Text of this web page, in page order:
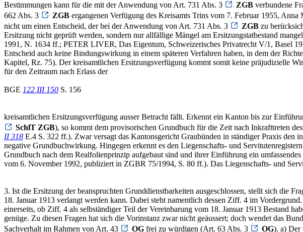
Bestimmungen kann für die mit der Anwendung von Art. 731 Abs. 3
ZGB verbundene
662 Abs. 3
ZGB ergangenen Verfügung des Kreisamts Trins vom 7. Februar 1955,
nicht um einen Entscheid, der bei der Anwendung von Art. 731 Abs. 3
ZGB zu
Ersitzung nicht geprüft werden, sondern nur allfällige Mängel am Ersitzungstatbestand
1991, N. 1634 ff.; PETER LIVER, Das Eigentum, Schweizerisches Privatrecht V/1, Basel
Entscheid auch keine Bindungswirkung in einem späteren Verfahren haben, in dem der
Kapitel, Rz. 75). Der kreisamtlichen Ersitzungsverfügung kommt somit keine präjudizielle
für den Zeitraum nach Erlass der
BGE 122 III 150 S. 156
kreisamtlichen Ersitzungsverfügung ausser Betracht fällt. Erkennt ein Kanton bis zur
SchlT ZGB), so kommt dem provisorischen Grundbuch für die Zeit nach Inkrafttreten
II 318 E.4 S. 322 ff.). Zwar versagt das Kantonsgericht Graubünden in ständiger Praxis
negative Grundbuchwirkung. Hingegen erkennt es den Liegenschafts- und
Grundbuch nach dem Realfolienprinzip aufgebaut sind und ihrer Einführung ein
vom 6. November 1992, publiziert in ZGBR 75/1994, S. 80 ff.). Das Liegenschafts- und
3. Ist die Ersitzung der beanspruchten Grunddienstbarkeiten ausgeschlossen, stellt sich die
18. Januar 1913 verlangt werden kann. Dabei steht namentlich dessen Ziff. 4 im
einerseits, ob Ziff. 4 als selbständiger Teil der Vereinbarung vom 18. Januar 1913 Bestand
genüge. Zu diesen Fragen hat sich die Vorinstanz zwar nicht geäussert; doch wendet das
Sachverhalt im Rahmen von Art. 43
OG frei zu würdigen (Art. 63 Abs. 3 OG). a) Der